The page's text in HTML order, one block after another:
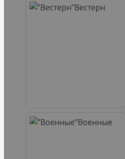
Вестерн
Военные